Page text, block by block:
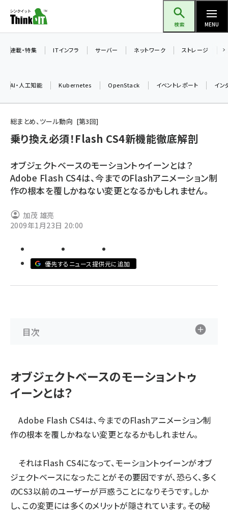
ン
ツ
検索 MENU
加藤銘のチーム貢献～仲間と築いた勝利の絆～ (2308)
北海道をのんびり旅する晴山佳須夫のヒント集！ (2025)
drupal (1947)
abc123 (1352)
ai crunch (1348)
連載・特集 ITインフラ サーバー ネットワーク ストレージ
AI・人工知能 Kubernetes OpenStack イベントレポート イン
総まとめ、ツール動向 第3回
乗り換え必須！Flash CS4新機能徹底解剖
オブジェクトベースのモーショントゥイーンとは？
Adobe Flash CS4は、今までのFlashアニメーション制
作の根本を覆しかねない変更となるかもしれません。
加茂 雄亮
2009年1月23日 20:00
優先するニュース提供元に追加
目次
オブジェクトベースのモーショントゥ
イーンとは？
Adobe Flash CS4は、今までのFlashアニメーション制
作の根本を覆しかねない変更となるかもしれません。
それはFlash CS4になって、モーショントゥイーンがオブ
ジェクトベースになったことがその要因ですが、恐らく、多く
のCS3以前のユーザーが戸惑うことになりそうです。しか
し、この変更には多くのメリットが隠されています。その秘